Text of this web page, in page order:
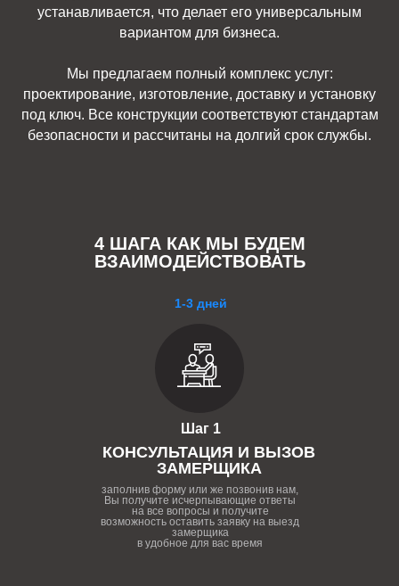
устанавливается, что делает его универсальным
вариантом для бизнеса.
Мы предлагаем полный комплекс услуг:
проектирование, изготовление, доставку и установку
под ключ. Все конструкции соответствуют стандартам
безопасности и рассчитаны на долгий срок службы.
4 ШАГА КАК МЫ БУДЕМ
ВЗАИМОДЕЙСТВОВАТЬ
1-3 дней
Шаг 1
КОНСУЛЬТАЦИЯ И ВЫЗОВ
ЗАМЕРЩИКА
заполнив форму или же позвонив нам,
Вы получите исчерпывающие ответы
на все вопросы и получите
возможность оставить заявку на выезд
замерщика
в удобное для вас время